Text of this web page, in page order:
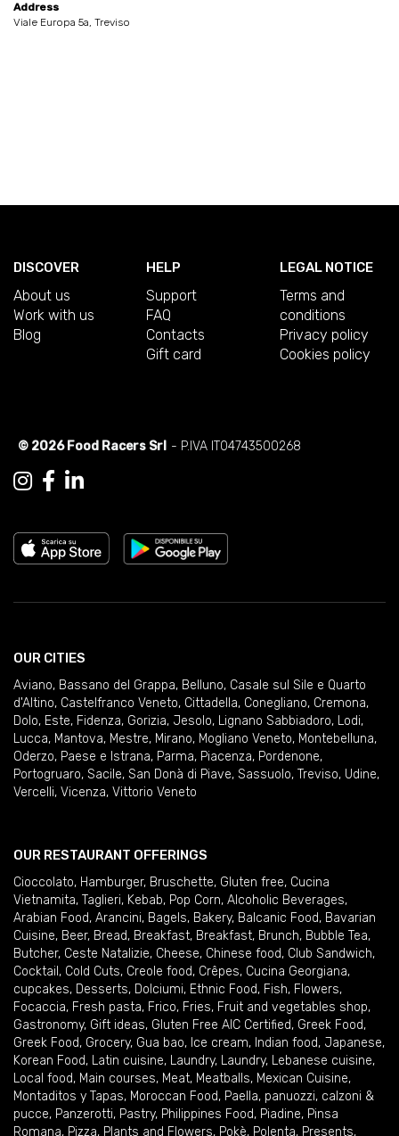
Address
Viale Europa 5a, Treviso
DISCOVER
About us
Work with us
Blog
HELP
Support
FAQ
Contacts
Gift card
LEGAL NOTICE
Terms and
conditions
Privacy policy
Cookies policy
© 2026 Food Racers Srl - P.IVA IT04743500268
OUR CITIES
Aviano, Bassano del Grappa, Belluno, Casale sul Sile e Quarto
d'Altino, Castelfranco Veneto, Cittadella, Conegliano, Cremona,
Dolo, Este, Fidenza, Gorizia, Jesolo, Lignano Sabbiadoro, Lodi,
Lucca, Mantova, Mestre, Mirano, Mogliano Veneto, Montebelluna,
Oderzo, Paese e Istrana, Parma, Piacenza, Pordenone,
Portogruaro, Sacile, San Donà di Piave, Sassuolo, Treviso, Udine,
Vercelli, Vicenza, Vittorio Veneto
OUR RESTAURANT OFFERINGS
Cioccolato, Hamburger, Bruschette, Gluten free, Cucina
Vietnamita, Taglieri, Kebab, Pop Corn, Alcoholic Beverages,
Arabian Food, Arancini, Bagels, Bakery, Balcanic Food, Bavarian
Cuisine, Beer, Bread, Breakfast, Breakfast, Brunch, Bubble Tea,
Butcher, Ceste Natalizie, Cheese, Chinese food, Club Sandwich,
Cocktail , Cold Cuts, Creole food, Crêpes, Cucina Georgiana,
cupcakes, Desserts, Dolciumi, Ethnic Food, Fish, Flowers,
Focaccia, Fresh pasta, Frico, Fries, Fruit and vegetables shop,
Gastronomy, Gift ideas, Gluten Free AIC Certified, Greek Food,
Greek Food, Grocery, Gua bao, Ice cream, Indian food, Japanese,
Korean Food, Latin cuisine, Laundry, Laundry, Lebanese cuisine,
Local food, Main courses, Meat, Meatballs, Mexican Cuisine,
Montaditos y Tapas, Moroccan Food, Paella, panuozzi, calzoni &
pucce, Panzerotti, Pastry, Philippines Food, Piadine, Pinsa
Romana, Pizza, Plants and Flowers, Pokè, Polenta, Presents,